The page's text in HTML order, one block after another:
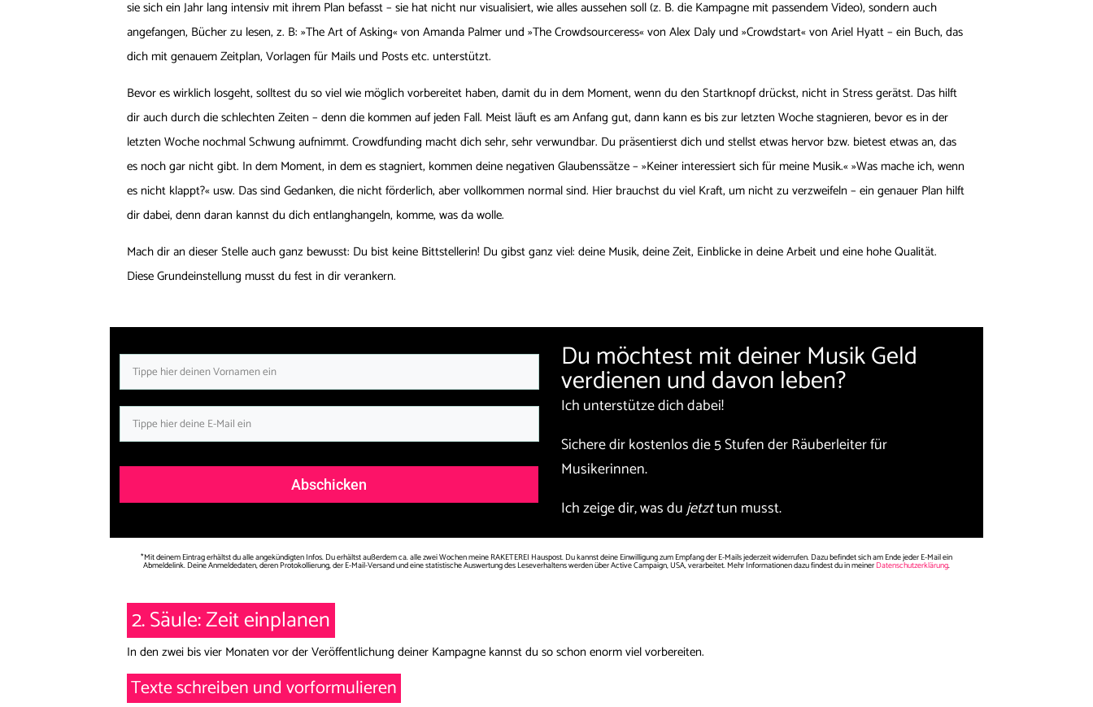
sie sich ein Jahr lang intensiv mit ihrem Plan befasst – sie hat nicht nur visualisiert, wie alles aussehen soll (z. B. die Kampagne mit passendem Video), sondern auch
angefangen, Bücher zu lesen, z. B: »The Art of Asking« von Amanda Palmer und »The Crowdsourceress« von Alex Daly und »Crowdstart« von Ariel Hyatt – ein Buch, das
dich mit genauem Zeitplan, Vorlagen für Mails und Posts etc. unterstützt.
Bevor es wirklich losgeht, solltest du so viel wie möglich vorbereitet haben, damit du in dem Moment, wenn du den Startknopf drückst, nicht in Stress gerätst. Das hilft
dir auch durch die schlechten Zeiten – denn die kommen auf jeden Fall. Meist läuft es am Anfang gut, dann kann es bis zur letzten Woche stagnieren, bevor es in der
letzten Woche nochmal Schwung aufnimmt. Crowdfunding macht dich sehr, sehr verwundbar. Du präsentierst dich und stellst etwas hervor bzw. bietest etwas an, das
es noch gar nicht gibt. In dem Moment, in dem es stagniert, kommen deine negativen Glaubenssätze – »Keiner interessiert sich für meine Musik.« »Was mache ich, wenn
es nicht klappt?« usw. Das sind Gedanken, die nicht förderlich, aber vollkommen normal sind. Hier brauchst du viel Kraft, um nicht zu verzweifeln – ein genauer Plan hilft
dir dabei, denn daran kannst du dich entlanghangeln, komme, was da wolle.
Mach dir an dieser Stelle auch ganz bewusst: Du bist keine Bittstellerin! Du gibst ganz viel: deine Musik, deine Zeit, Einblicke in deine Arbeit und eine hohe Qualität.
Diese Grundeinstellung musst du fest in dir verankern.
Abschicken
Du möchtest mit deiner Musik Geld
verdienen und davon leben?
Ich unterstütze dich dabei!
Sichere dir kostenlos die5 Stufen der Räuberleiter für
Musikerinnen.
Ich zeige dir, was dujetzttun musst.
*Mit deinem Eintrag erhältst du alle angekündigten Infos. Du erhältst außerdem ca. alle zwei Wochen meine RAKETEREI Hauspost. Du kannst deine Einwilligung zum Empfang der E-Mails jederzeit widerrufen. Dazu befindet sich am Ende jeder E-Mail ein
Abmeldelink. Deine Anmeldedaten, deren Protokollierung, der E-Mail-Versand und eine statistische Auswertung des Leseverhaltens werden über Active Campaign, USA, verarbeitet. Mehr Informationen dazu findest du in meinerDatenschutzerklärung.
2. Säule: Zeit einplanen
In den zwei bis vier Monaten vor der Veröffentlichung deiner Kampagne kannst du so schon enorm viel vorbereiten.
Texte schreiben und vorformulieren